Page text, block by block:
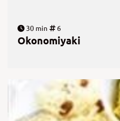
30 min 6
Okonomiyaki